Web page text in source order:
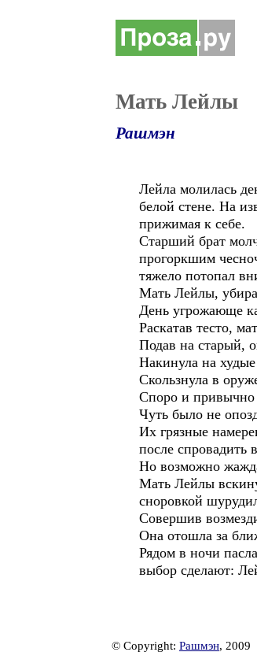
Мать Лейлы
Рашмэн
Лейла молилась
белой стене. На
прижимая к себе.
Старший брат
прогоркшим
тяжело потопал
Мать Лейлы,
День угрожающе
Раскатав тесто,
Подав на старый,
Накинула на
Скользнула в
Споро и привычно
Чуть было не
Их грязные
после спровадить
Но возможно
Мать Лейлы
сноровкой
Совершив
Она отошла за
Рядом в ночи
выбор сделают:
© Copyright: Рашмэн, 2009